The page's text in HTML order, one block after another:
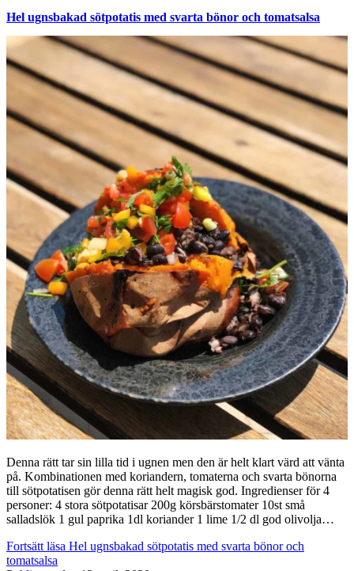
Hel ugnsbakad sötpotatis med svarta bönor och tomatsalsa
Denna rätt tar sin lilla tid i ugnen men den är helt klart värd att vänta
på. Kombinationen med koriandern, tomaterna och svarta bönorna
till sötpotatisen gör denna rätt helt magisk god. Ingredienser för 4
personer: 4 stora sötpotatisar 200g körsbärstomater 10st små
salladslök 1 gul paprika 1dl koriander 1 lime 1/2 dl god olivolja…
Fortsätt läsa Hel ugnsbakad sötpotatis med svarta bönor och
tomatsalsa